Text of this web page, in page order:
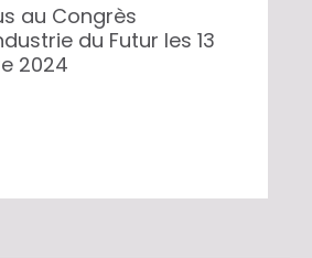
au Congrès
du Futur les 13
2024